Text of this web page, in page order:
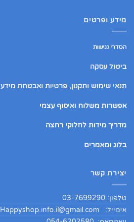
מידע ופרטים
הסדרי נגישות
ביטול עסקה
תנאי שימוש ותקנון, פרטיות ואבטחת מידע
אפשרות משלוח ואיסוף עצמי
מדריך מידות לחלוקי רחצה
בלוג ומאמרים
יצירת קשר
טלפון: 03-7699290
אימייל: Happyshop.info.il@gmail.com